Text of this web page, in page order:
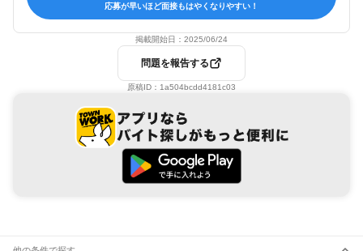
応募が早いほど面接もはやくなりやすい！
掲載開始日： 2025/06/24
問題を報告する
原稿ID： 1a504bcdd4181c03